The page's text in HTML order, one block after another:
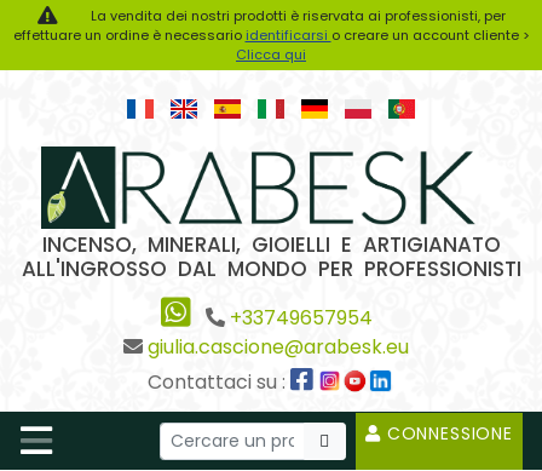
La vendita dei nostri prodotti è riservata ai professionisti, per
effettuare un ordine è necessario identificarsi o creare un account cliente >
Clicca qui
INCENSO, MINERALI, GIOIELLI E ARTIGIANATO
ALL'INGROSSO DAL MONDO PER PROFESSIONISTI
+33749657954
giulia.cascione@arabesk.eu
Contattaci su :
CONNESSIONE